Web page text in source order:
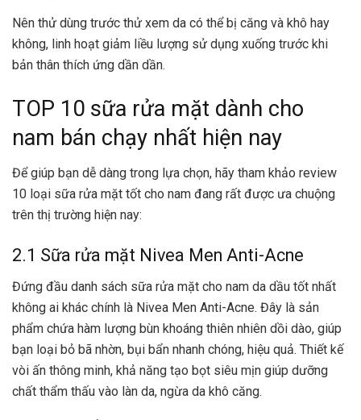
Nên thử dùng trước thử xem da có thể bị căng và khô hay
không, linh hoạt giảm liều lượng sử dụng xuống trước khi
bản thân thích ứng dần dần.
TOP 10 sữa rửa mặt dành cho
nam bán chạy nhất hiện nay
Để giúp bạn dễ dàng trong lựa chọn, hãy tham khảo review
10 loại sữa rửa mặt tốt cho nam đang rất được ưa chuộng
trên thị trường hiện nay:
2.1 Sữa rửa mặt Nivea Men Anti-Acne
Đứng đầu danh sách sữa rửa mặt cho nam da dầu tốt nhất
không ai khác chính là Nivea Men Anti-Acne. Đây là sản
phẩm chứa hàm lượng bùn khoáng thiên nhiên dồi dào, giúp
bạn loại bỏ bã nhờn, bụi bẩn nhanh chóng, hiệu quả. Thiết kế
vòi ấn thông minh, khả năng tạo bọt siêu mịn giúp dưỡng
chất thẩm thấu vào làn da, ngừa da khô căng.